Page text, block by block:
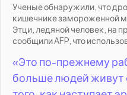
Ученые обнаружили, что
кишечнике замороженной
Этци, ледяной человек, на
сообщили AFP, что
«Это по-прежнему
больше людей живут